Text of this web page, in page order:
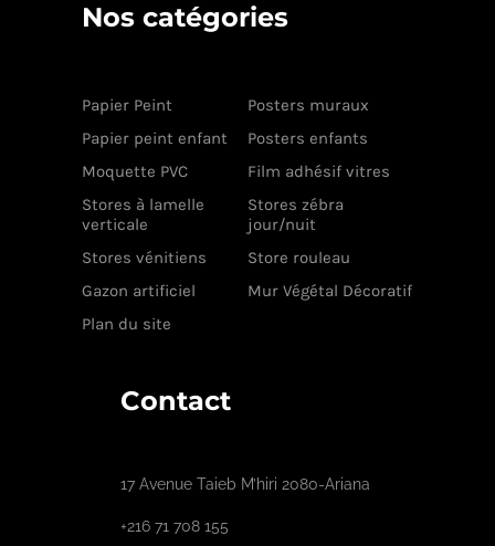
Nos catégories
Papier Peint
Posters muraux
Papier peint enfant
Posters enfants
Moquette PVC
Film adhésif vitres
Stores à lamelle
verticale
Stores zébra
jour/nuit
Stores vénitiens
Store rouleau
Gazon artificiel
Mur Végétal Décoratif
Plan du site
Contact
17 Avenue Taieb M’hiri 2080-Ariana
+216 71 708 155